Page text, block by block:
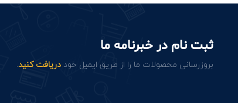
ثبت نام در خبرنامه ما
بروزرسانی محصولات ما را از طریق ایمیل خود دریافت کنید.